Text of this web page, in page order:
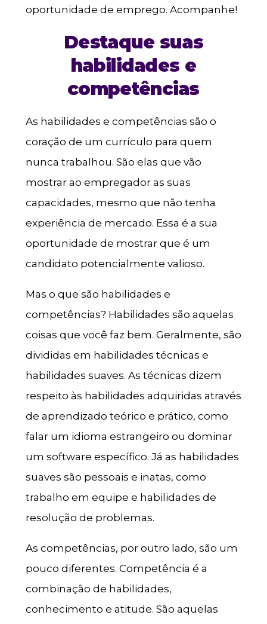
oportunidade de emprego. Acompanhe!
Destaque suas
habilidades e
competências
As habilidades e competências são o
coração de um currículo para quem
nunca trabalhou. São elas que vão
mostrar ao empregador as suas
capacidades, mesmo que não tenha
experiência de mercado. Essa é a sua
oportunidade de mostrar que é um
candidato potencialmente valioso.
Mas o que são habilidades e
competências? Habilidades são aquelas
coisas que você faz bem. Geralmente, são
divididas em habilidades técnicas e
habilidades suaves. As técnicas dizem
respeito às habilidades adquiridas através
de aprendizado teórico e prático, como
falar um idioma estrangeiro ou dominar
um software específico. Já as habilidades
suaves são pessoais e inatas, como
trabalho em equipe e habilidades de
resolução de problemas.
As competências, por outro lado, são um
pouco diferentes. Competência é a
combinação de habilidades,
conhecimento e atitude. São aquelas